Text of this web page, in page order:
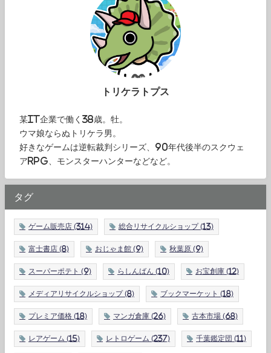
トリケラトプス
某IT企業で働く38歳。牡。
ウマ娘ならぬトリケラ男。
好きなゲームは逆転裁判シリーズ、90年代後半のスクウェ
アRPG、モンスターハンターなどなど。
タグ
ゲーム販売店 (314) 総合リサイクルショップ (13)
富士書店 (8) おじゃま館 (9) 秋葉原 (9)
スーパーポテト (9) らしんばん (10) お宝創庫 (12)
メディアリサイクルショップ (8) ブックマーケット (18)
プレミア価格 (18) マンガ倉庫 (26) 古本市場 (68)
レアゲーム (15) レトロゲーム (237) 千葉鑑定団 (11)